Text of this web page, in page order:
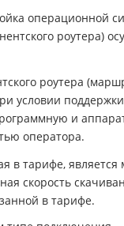
операционной
роутера)
роутера
условии поддержки
и
оператора.
в тарифе,
скорость
в тарифе.